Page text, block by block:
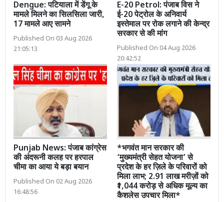
Dengue: पटियाला में डेंगू के
मामले मिलने का सिलसिला जारी,
17 मामले आए सामने
Published On 03 Aug 2026
21:05:13
E-20 Petrol: पंजाब विस ने
ई-20 पेट्रोल के अनिवार्य
इस्तेमाल पर रोक लगाने की केन्द्र
सरकार से की मांग
Published On 04 Aug 2026
20:42:52
Punjab News: पंजाब कांग्रेस
की अंदरूनी कलह पर हरपाल
चीमा का आया ये बड़ा बयान
Published On 02 Aug 2026
16:48:56
*भगवंत मान सरकार की
‘मुख्यमंत्री सेहत योजना’ से
प्रदेश के हर ज़िले के परिवारों को
मिला लाभ; 2.91 लाख मरीज़ों को
₹1,044 करोड़ से अधिक मूल्य का
कैशलेस उपचार मिला*